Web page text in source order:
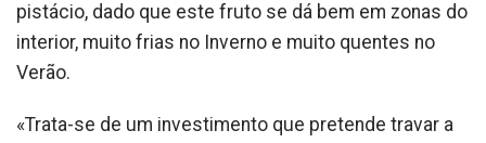
pistácio, dado que este fruto se dá bem em zonas do
interior, muito frias no Inverno e muito quentes no
Verão.
«Trata-se de um investimento que pretende travar a